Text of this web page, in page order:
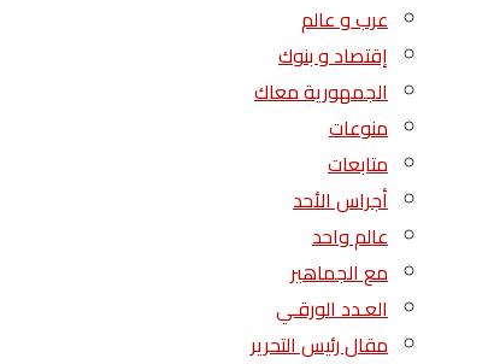
عرب و عالم
إقتصاد و بنوك
الجمهورية معاك
منوعات
متابعات
أجراس الأحد
عالم واحد
مع الجماهير
العـدد الورقـي
مقال رئيس التحرير